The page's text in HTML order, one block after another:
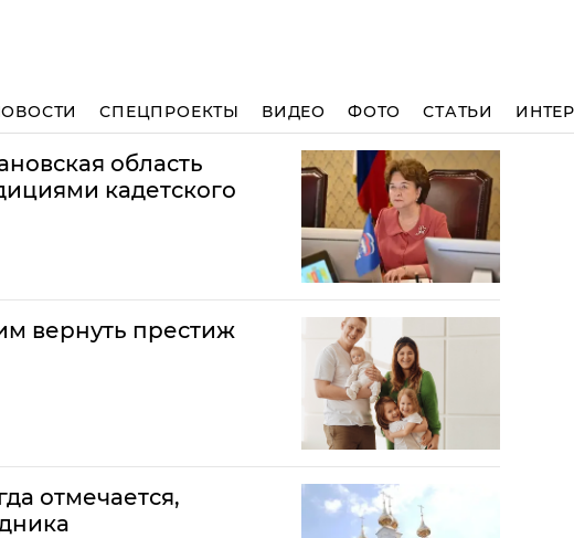
СПЕЦПРОЕКТЫ ВИДЕО ФОТО СТАТЬИ
область
кадетского
вернуть престиж
отмечается,